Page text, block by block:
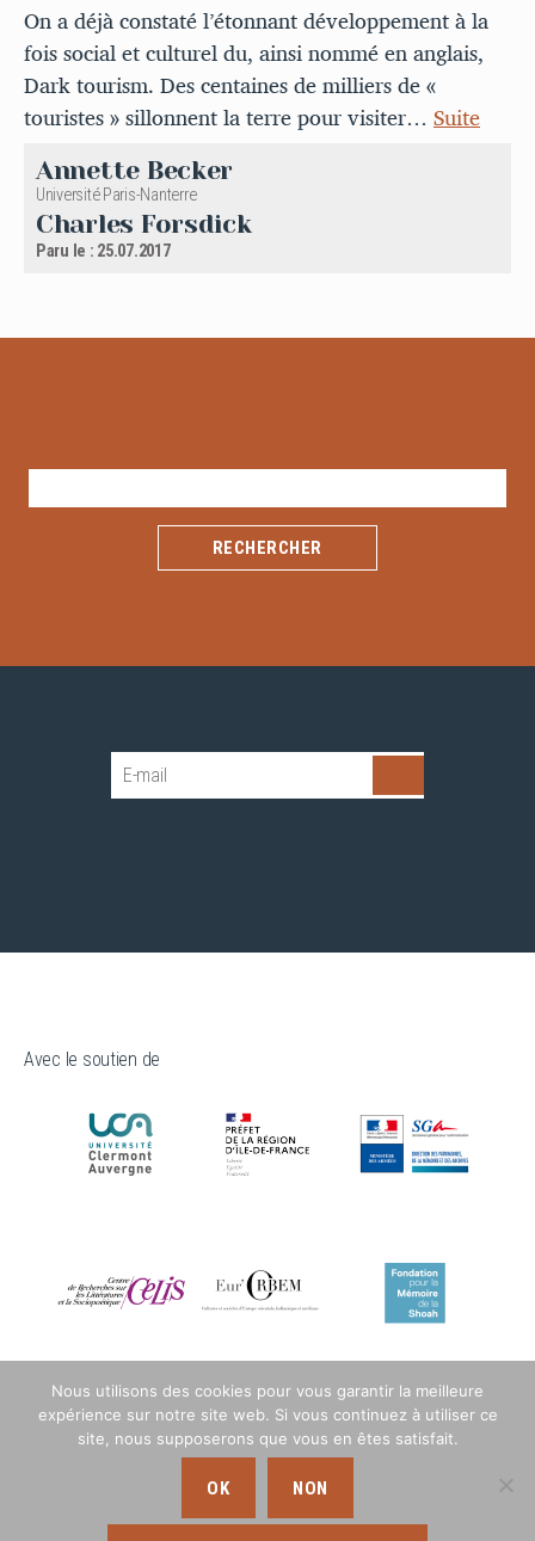
On a déjà constaté l’étonnant développement à la
fois social et culturel du, ainsi nommé en anglais,
Dark tourism. Des centaines de milliers de «
touristes » sillonnent la terre pour visiter… Suite
Annette Becker
Université Paris-Nanterre
Charles Forsdick
Paru le : 25.07.2017
Avec le soutien de
Nous utilisons des cookies pour vous garantir la meilleure
expérience sur notre site web. Si vous continuez à utiliser ce
site, nous supposerons que vous en êtes satisfait.
OK NON